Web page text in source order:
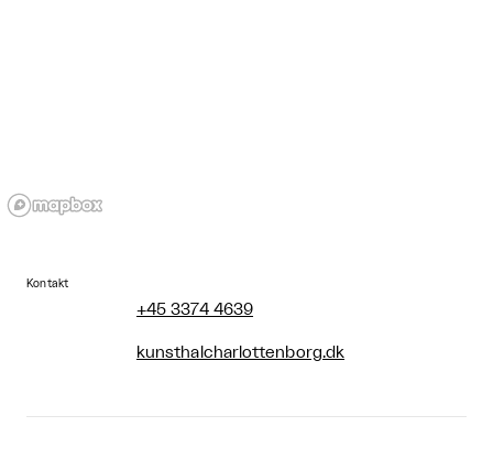
Kontakt
+45 3374 4639
kunsthalcharlottenborg.dk